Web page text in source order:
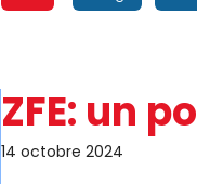
ZFE: un
14 octobre 2024